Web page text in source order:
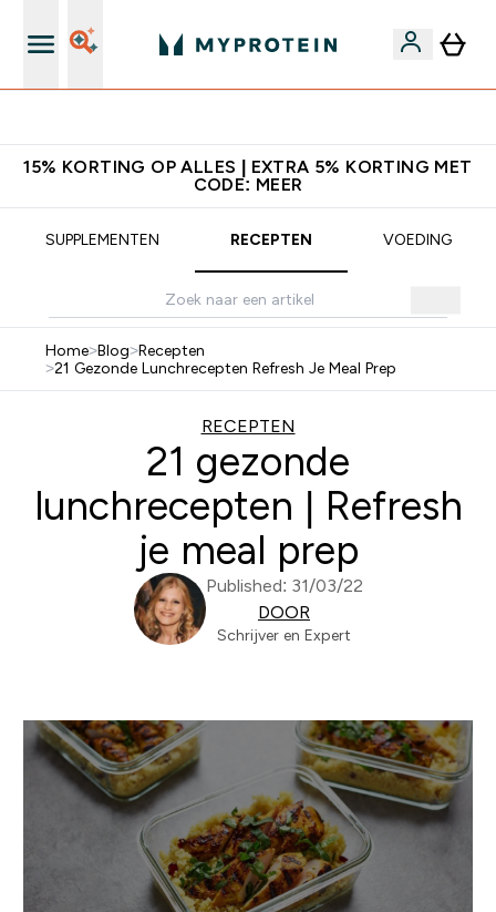
15% KORTING OP ALLES | EXTRA 5% KORTING MET
CODE: MEER
SUPPLEMENTEN RECEPTEN VOEDING
Home>Blog>Recepten
>21 Gezonde Lunchrecepten Refresh Je Meal Prep
RECEPTEN
21 gezonde
lunchrecepten | Refresh
je meal prep
Published: 31/03/22
DOOR
Schrijver en Expert